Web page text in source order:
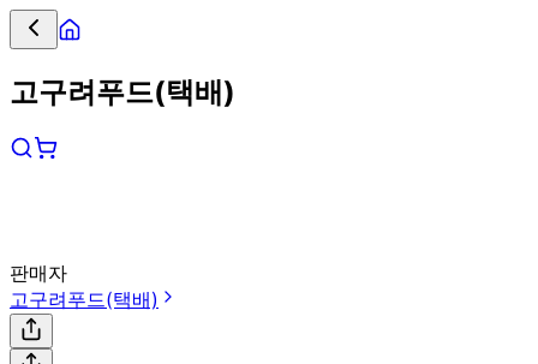
고구려푸드(택배)
판매자
고구려푸드(택배)